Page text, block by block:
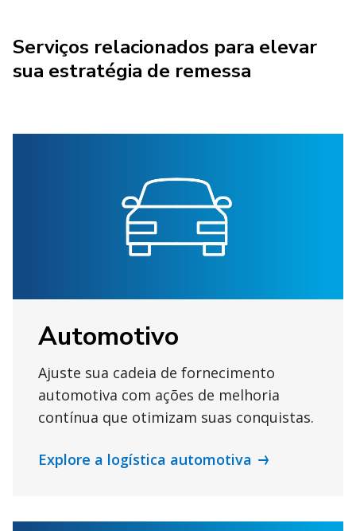
Serviços relacionados para elevar
sua estratégia de remessa
Automotivo
Ajuste sua cadeia de fornecimento
automotiva com ações de melhoria
contínua que otimizam suas conquistas.
Explore a logística automotiva